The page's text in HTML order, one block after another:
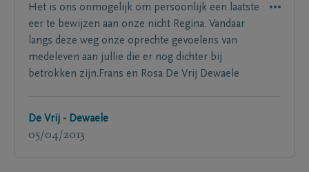
Het is ons onmogelijk om persoonlijk een laatste
eer te bewijzen aan onze nicht Regina. Vandaar
langs deze weg onze oprechte gevoelens van
medeleven aan jullie die er nog dichter bij
betrokken zijn.Frans en Rosa De Vrij Dewaele
De Vrij - Dewaele
05/04/2013